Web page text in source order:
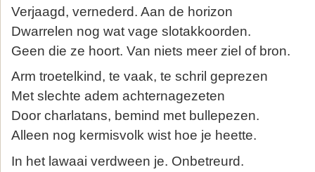
Verjaagd, vernederd. Aan de horizon
Dwarrelen nog wat vage slotakkoorden.
Geen die ze hoort. Van niets meer ziel of bron.
Arm troetelkind, te vaak, te schril geprezen
Met slechte adem achternagezeten
Door charlatans, bemind met bullepezen.
Alleen nog kermisvolk wist hoe je heette.
In het lawaai verdween je. Onbetreurd.